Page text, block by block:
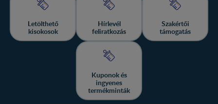
Letölthető
kisokosok
Hírlevél
feliratkozás
Szakértői
támogatás
Kuponok és
ingyenes
termékminták